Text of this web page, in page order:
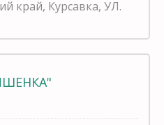
край, Курсавка, УЛ.